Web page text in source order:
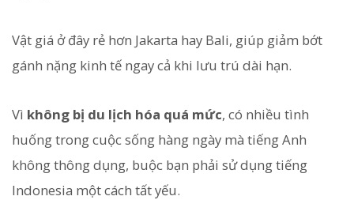
Vật giá ở đây rẻ hơn Jakarta hay Bali, giúp giảm bớt
gánh nặng kinh tế ngay cả khi lưu trú dài hạn.
Vì không bị du lịch hóa quá mức, có nhiều tình
huống trong cuộc sống hàng ngày mà tiếng Anh
không thông dụng, buộc bạn phải sử dụng tiếng
Indonesia một cách tất yếu.